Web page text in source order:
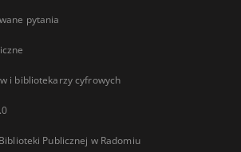
pytania
i bibliotekarzy cyfrowych
Publicznej w Radomiu